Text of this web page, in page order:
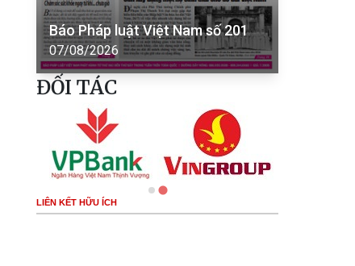
Báo Pháp luật Việt Nam số 201
07/08/2026
ĐỐI TÁC
LIÊN KẾT HỮU ÍCH